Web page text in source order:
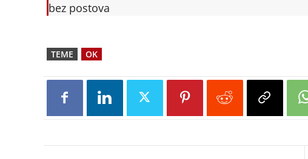
bez postova
TEME OK